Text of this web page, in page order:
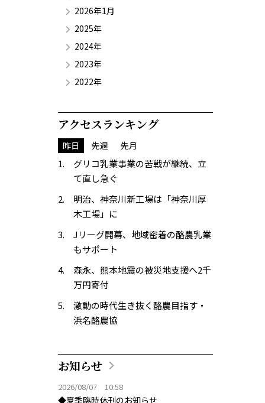
2026年1月
2025年
2024年
2023年
2022年
アクセスランキング
昨日 先週 先月
グリコ乳業事業の苦戦が継続、立
て直し急ぐ
明治、神奈川新工場は「神奈川厚
木工場」に
Jリーグ開幕、地域密着の酪農乳業
もサポート
森永、熊本地震の被災地支援へ2千
万円寄付
激動の時代生き抜く酪農目指す・
浜名酪農協
お知らせ
2026/08/07 10:58
◆夏季臨時休刊のお知らせ